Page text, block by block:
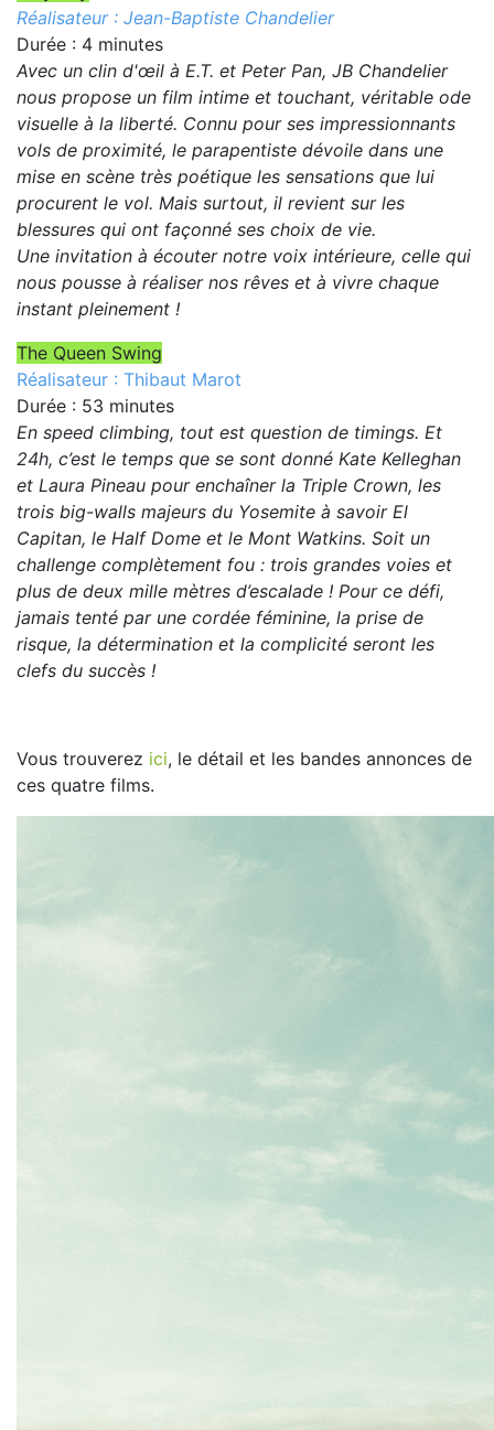
Réalisateur : Jean-Baptiste Chandelier
Durée : 4 minutes
Avec un clin d'œil à E.T. et Peter Pan, JB Chandelier
nous propose un film intime et touchant, véritable ode
visuelle à la liberté. Connu pour ses impressionnants
vols de proximité, le parapentiste dévoile dans une
mise en scène très poétique les sensations que lui
procurent le vol. Mais surtout, il revient sur les
blessures qui ont façonné ses choix de vie.
Une invitation à écouter notre voix intérieure, celle qui
nous pousse à réaliser nos rêves et à vivre chaque
instant pleinement !
The Queen Swing
Réalisateur : Thibaut Marot
Durée : 53 minutes
En speed climbing, tout est question de timings. Et
24h, c’est le temps que se sont donné Kate Kelleghan
et Laura Pineau pour enchaîner la Triple Crown, les
trois big-walls majeurs du Yosemite à savoir El
Capitan, le Half Dome et le Mont Watkins. Soit un
challenge complètement fou : trois grandes voies et
plus de deux mille mètres d’escalade ! Pour ce défi,
jamais tenté par une cordée féminine, la prise de
risque, la détermination et la complicité seront les
clefs du succès !
Vous trouverez ici, le détail et les bandes annonces de
ces quatre films.